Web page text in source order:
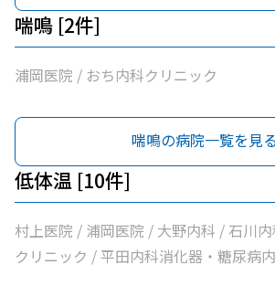
喘鳴 [2件]
浦岡医院 / おち内科クリニック
喘鳴の病院一覧を見る
低体温 [10件]
村上医院 / 浦岡医院 / 大野内科 / 石川
クリニック / 平田内科消化器・糖尿病